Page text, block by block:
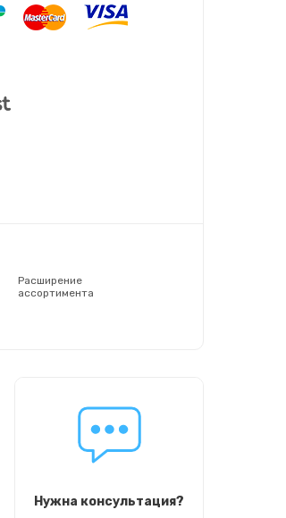
Расширение
ассортимента
Нужна консультация?